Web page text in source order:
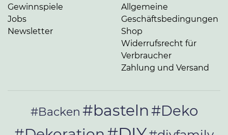
Gewinnspiele
Jobs
Newsletter
Allgemeine
Geschäftsbedingungen
Shop
Widerrufsrecht für
Verbraucher
Zahlung und Versand
#Backen #basteln#Deko